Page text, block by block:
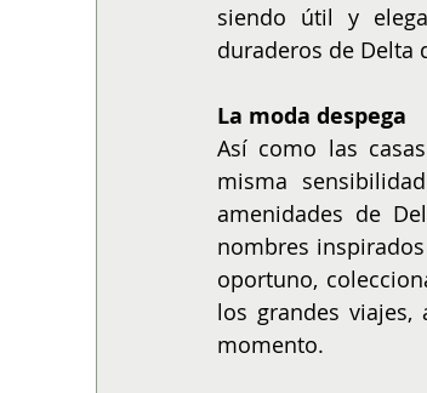
siendo útil y
duraderos de Delta
La moda despega
Así como las
misma
amenidades de
nombres
oportuno,
los grandes
momento.